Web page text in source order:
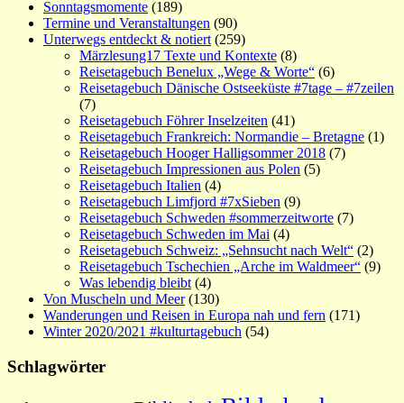
Sonntagsmomente (189)
Termine und Veranstaltungen (90)
Unterwegs entdeckt & notiert (259)
Märzlesung17 Texte und Kontexte (8)
Reisetagebuch Benelux „Wege & Worte“ (6)
Reisetagebuch Dänische Ostseeküste #7tage – #7zeilen
(7)
Reisetagebuch Föhrer Inselzeiten (41)
Reisetagebuch Frankreich: Normandie – Bretagne (1)
Reisetagebuch Hooger Halligsommer 2018 (7)
Reisetagebuch Impressionen aus Polen (5)
Reisetagebuch Italien (4)
Reisetagebuch Limfjord #7xSieben (9)
Reisetagebuch Schweden #sommerzeitworte (7)
Reisetagebuch Schweden im Mai (4)
Reisetagebuch Schweiz: „Sehnsucht nach Welt“ (2)
Reisetagebuch Tschechien „Arche im Waldmeer“ (9)
Was lebendig bleibt (4)
Von Muscheln und Meer(130)
Wanderungen und Reisen in Europa nah und fern (171)
Winter 2020/2021 #kulturtagebuch (54)
Schlagwörter